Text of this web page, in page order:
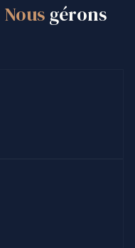
Nous gérons